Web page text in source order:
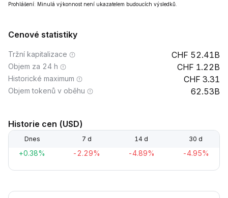
Prohlášení: Minulá výkonnost není ukazatelem budoucích výsledků.
Cenové statistiky
Tržní kapitalizace 52.41B
Objem za 24 h 1.22B
Historické maximum 3.31
Objem tokenů v oběhu 62.53B
Historie cen (USD)
Dnes 7 d 14 d 30 d
+0.38% -2.29% -4.89% -4.95%